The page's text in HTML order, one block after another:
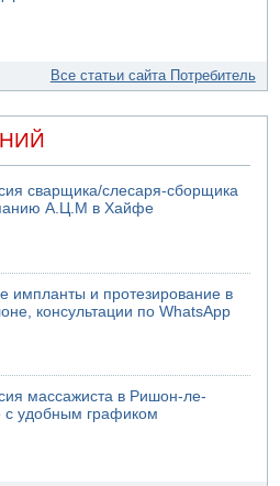
Все статьи сайта Потребитель
сварщика/слесаря-сборщика
А.Ц.М в Хайфе
импланты и протезирование в
консультации по WhatsApp
массажиста в Ришон-ле-
с удобным графиком